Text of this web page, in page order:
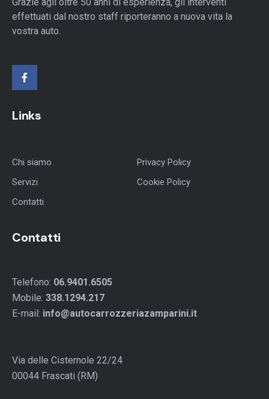
Grazie agli oltre 50 anni di esperienza, gli interventi
effettuati dal nostro staff riporteranno a nuova vita la
vostra auto.
Links
Chi siamo
Servizi
Contatti
Privacy Policy
Cookie Policy
Contatti
Telefono: 06.9401.6505
Mobile: 338.1294.217
E-mail: info@autocarrozzeriazamparini.it
Via delle Cisternole 22/24
00044 Frascati (RM)